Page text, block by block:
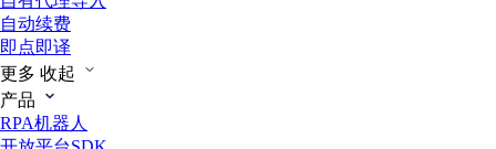
自动续费
即点即译
更多 收起
产品
RPA机器人